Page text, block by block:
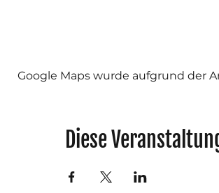
Google Maps wurde aufgrund der
Diese